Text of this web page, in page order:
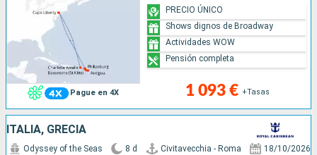
Pague en 4X 1 093 € +Tasas
PRECIO ÚNICO
Shows dignos de Broadway
Actividades WOW
Pensión completa
ITALIA, GRECIA
Odyssey of the Seas 8 d Civitavecchia - Roma 18/10/2026